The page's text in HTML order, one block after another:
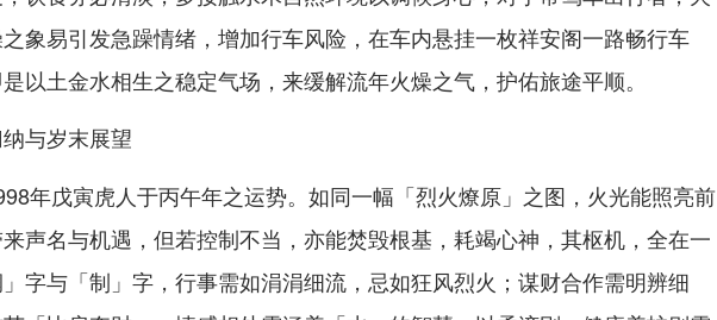
象易引发急躁情绪，增加行车风险，在车内悬挂一枚祥安阁一路畅行车
以土金水相生之稳定气场，来缓解流年火燥之气，护佑旅途平顺。
与岁末展望
年戊寅虎人于丙午年之运势。如同一幅「烈火燎原」之图，火光能照亮前
声名与机遇，但若控制不当，亦能焚毁根基，耗竭心神，其枢机，全在一
字与「制」字，行事需如涓涓细流，忌如狂风烈火；谋财合作需明辨细